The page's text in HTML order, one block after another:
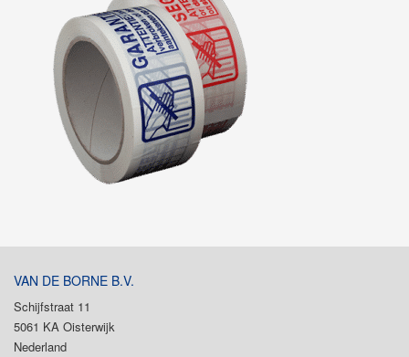
VAN DE BORNE B.V.
Schijfstraat 11
5061 KA Oisterwijk
Nederland